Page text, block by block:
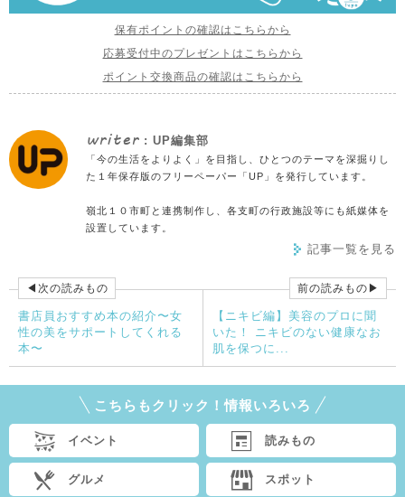
保有ポイントの確認はこちらから
応募受付中のプレゼントはこちらから
ポイント交換商品の確認はこちらから
writer : UP編集部
「今の生活をよりよく」を目指し、ひとつのテーマを深掘りし
た１年保存版のフリーペーパー「UP」を発行しています。
嶺北１０市町と連携制作し、各支町の行政施設等にも紙媒体を
設置しています。
記事一覧を見る
◀次の読みもの
書店員おすすめ本の紹介〜女
性の美をサポートしてくれる
本〜
前の読みもの▶
【ニキビ編】美容のプロに聞
いた！ ニキビのない健康なお
肌を保つに...
こちらもクリック！情報いろいろ
イベント 読みもの
グルメ スポット